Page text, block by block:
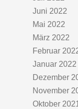
Juni 2022
Mai 2022
März 2022
Februar
Januar 2022
Dezember
November
Oktober